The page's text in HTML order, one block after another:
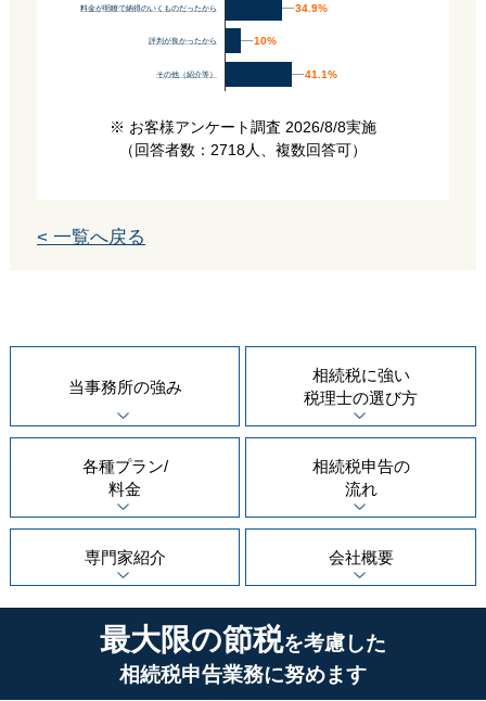
料金が明瞭で納得のいくものだったから
評判が良かったから
その他（紹介等）
34.9%
34.9%
10%
10%
41.1%
41.1%
※ お客様アンケート調査 2026/8/8実施
（回答者数：2718人、複数回答可）
< 一覧へ戻る
当事務所の強み
相続税に強い
税理士の選び方
各種プラン/
料金
相続税申告の
流れ
専門家紹介 会社概要
最大限の節税を考慮した
相続税申告業務に努めます